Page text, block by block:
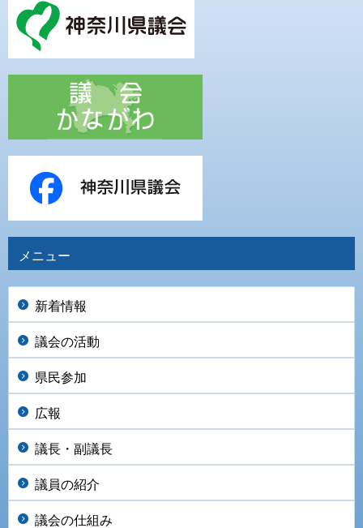
メニュー
新着情報
議会の活動
県民参加
広報
議長・副議長
議員の紹介
議会の仕組み